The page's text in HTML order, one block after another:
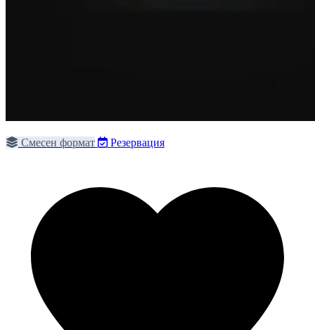
Смесен формат Резервация